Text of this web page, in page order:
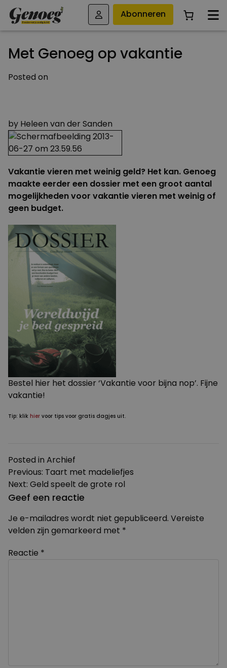
Abonneren
Met Genoeg op vakantie
Posted on
by Heleen van der Sanden
Vakantie vieren met weinig geld? Het kan. Genoeg
maakte eerder een dossier met een groot aantal
mogelijkheden voor vakantie vieren met weinig of
geen budget.
Bestel hier het dossier ‘Vakantie voor bijna nop’. Fijne
vakantie!
Tip: klik hier voor tips voor gratis dagjes uit.
Posted in Archief
Bericht
navigatie
Previous: Taart met madeliefjes
Next: Geld speelt de grote rol
Geef een reactie
Je e-mailadres wordt niet gepubliceerd. Vereiste
velden zijn gemarkeerd met *
Reactie *